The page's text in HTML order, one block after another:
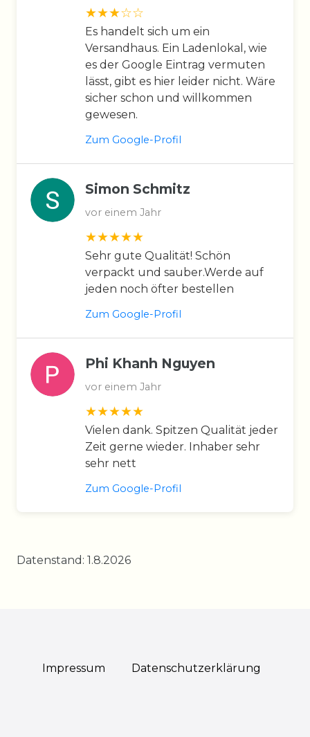
Es handelt sich um ein
Versandhaus. Ein Ladenlokal, wie
es der Google Eintrag vermuten
lässt, gibt es hier leider nicht. Wäre
sicher schon und willkommen
gewesen.
Zum Google-Profil
Simon Schmitz
vor einem Jahr
Sehr gute Qualität! Schön
verpackt und sauber.Werde auf
jeden noch öfter bestellen
Zum Google-Profil
Phi Khanh Nguyen
vor einem Jahr
Vielen dank. Spitzen Qualität jeder
Zeit gerne wieder. Inhaber sehr
sehr nett
Zum Google-Profil
Datenstand: 1.8.2026
Impressum Daten­schutz­erklärung